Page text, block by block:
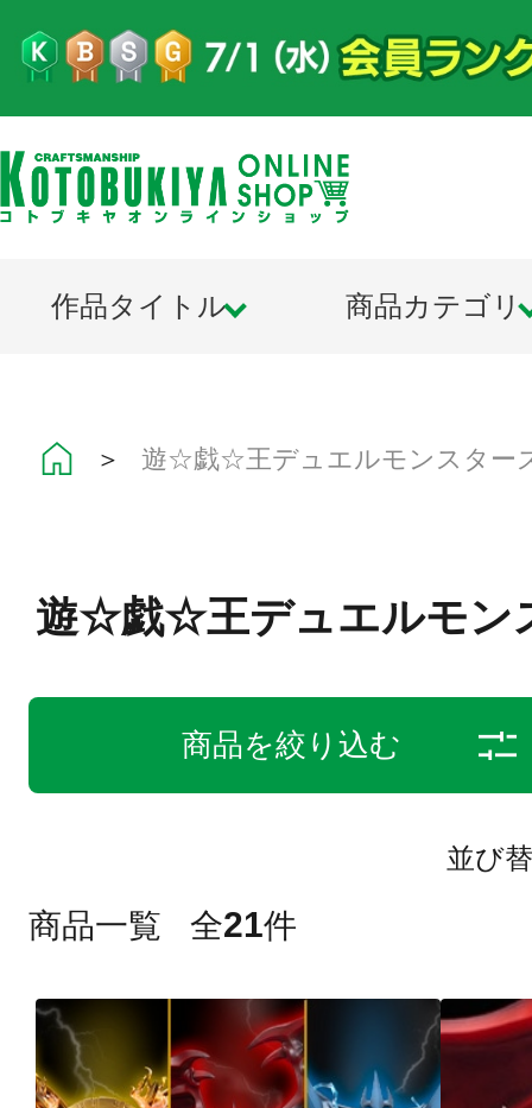
作品タイトル 商品カテゴリ
＞ 遊☆戯☆王デュエルモンスター
遊☆戯☆王デュエルモン
商品を絞り込む
並び
商品一覧 全21件